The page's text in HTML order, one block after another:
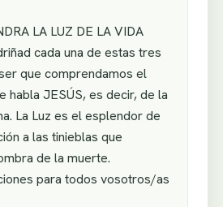
LA LUZ DE LA VIDA
cada una de estas tres
que comprendamos el
habla JESÚS, es decir, de la
La Luz es el esplendor de
a las tinieblas que
de la muerte.
para todos vosotros/as